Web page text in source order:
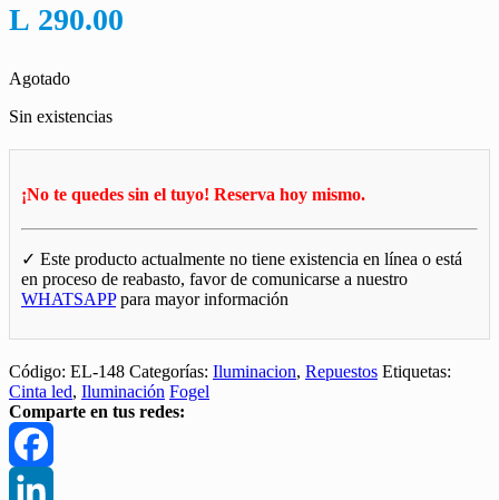
L 290.00
Agotado
Sin existencias
¡No te quedes sin el tuyo! Reserva hoy mismo.
✓ Este producto actualmente no tiene existencia en línea o está
en proceso de reabasto, favor de comunicarse a nuestro
WHATSAPPpara mayor información
Código: EL-148 Categorías: Iluminacion, Repuestos Etiquetas:
Cinta led, Iluminación Fogel
Comparte en tus redes:
Facebook